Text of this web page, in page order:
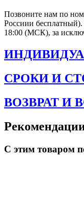
Позвоните нам по
Россиии
18:00 (МСК), за
СРОКИ И
ВОЗВРАТ И
С этим товаром